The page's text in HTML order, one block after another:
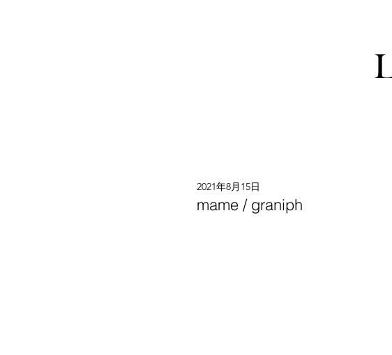
mame / graniph
2021年8月15日